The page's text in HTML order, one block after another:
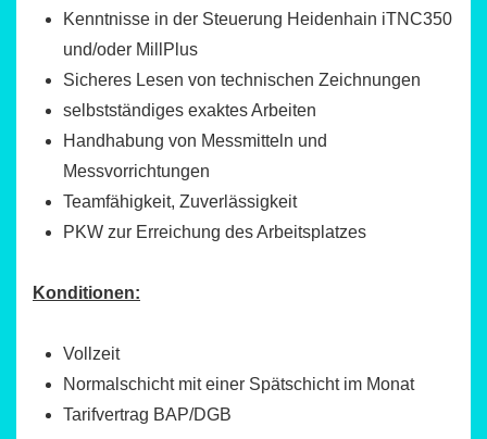
Kenntnisse in der Steuerung Heidenhain iTNC350
und/oder MillPlus
Sicheres Lesen von technischen Zeichnungen
selbstständiges exaktes Arbeiten
Handhabung von Messmitteln und
Messvorrichtungen
Teamfähigkeit, Zuverlässigkeit
PKW zur Erreichung des Arbeitsplatzes
Konditionen:
Vollzeit
Normalschicht mit einer Spätschicht im Monat
Tarifvertrag BAP/DGB